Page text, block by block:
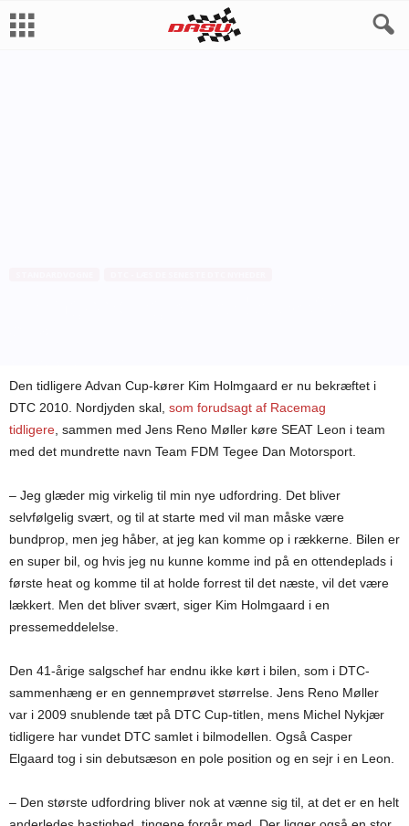
Den tidligere Advan Cup-kører Kim Holmgaard er nu bekræftet i
DTC 2010. Nordjyden skal, som forudsagt af Racemag
tidligere , sammen med Jens Reno Møller køre SEAT Leon i team
med det mundrette navn Team FDM Tegee Dan Motorsport.
– Jeg glæder mig virkelig til min nye udfordring. Det bliver
selvfølgelig svært, og til at starte med vil man måske være
bundprop, men jeg håber, at jeg kan komme op i rækkerne. Bilen er
en super bil, og hvis jeg nu kunne komme ind på en ottendeplads i
første heat og komme til at holde forrest til det næste, vil det være
lækkert. Men det bliver svært, siger Kim Holmgaard i en
pressemeddelelse.
Den 41-årige salgschef har endnu ikke kørt i bilen, som i DTC-
sammenhæng er en gennemprøvet størrelse. Jens Reno Møller
var i 2009 snublende tæt på DTC Cup-titlen, mens Michel Nykjær
tidligere har vundet DTC samlet i bilmodellen. Også Casper
Elgaard tog i sin debutsæson en pole position og en sejr i en Leon.
– Den største udfordring bliver nok at vænne sig til, at det er en helt